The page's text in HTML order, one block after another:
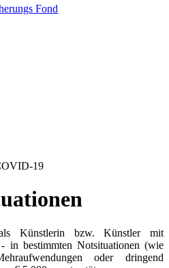
19
Künstlerin bzw. Künstler mit
in bestimmten Notsituationen (wie
oder dringend